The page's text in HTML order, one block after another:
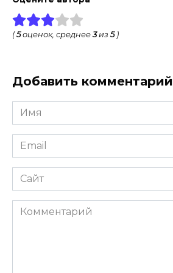
(5оценок, среднее3из 5)
Добавить комментарий
Имя
*
Email
*
Сайт
Комментарий